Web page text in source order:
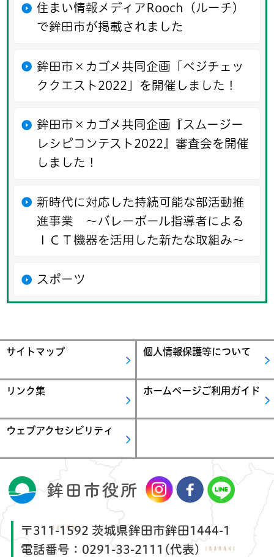
住まい情報メディアRooch（ルーチ）
で鉾田市が掲載されました
鉾田市×カゴメ共同企画「ベジチェッ
ククエスト2022」を開催しました！
鉾田市×カゴメ共同企画『スムージー
レシピコンテスト2022』審査会を開催
しました！
新時代に対応した持続可能な部活動推
進事業 ～バレーボール指導者による
ＩＣＴ機器を活用した新たな取組み～
スポーツ
サイトマップ 個人情報保護等について
リンク集 ホームページご利用ガイド
ウェブアクセシビリティ
〒311-1592 茨城県鉾田市鉾田1444-1
電話番号： 0291-33-2111(代表)